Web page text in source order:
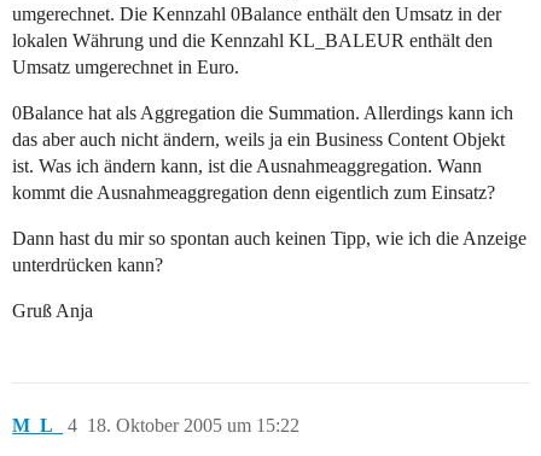
umgerechnet. Die Kennzahl 0Balance enthält den Umsatz in der
lokalen Währung und die Kennzahl KL_BALEUR enthält den
Umsatz umgerechnet in Euro.
0Balance hat als Aggregation die Summation. Allerdings kann ich
das aber auch nicht ändern, weils ja ein Business Content Objekt
ist. Was ich ändern kann, ist die Ausnahmeaggregation. Wann
kommt die Ausnahmeaggregation denn eigentlich zum Einsatz?
Dann hast du mir so spontan auch keinen Tipp, wie ich die Anzeige
unterdrücken kann?
Gruß Anja
M_L_ 18. Oktober 2005 um 15:22
4